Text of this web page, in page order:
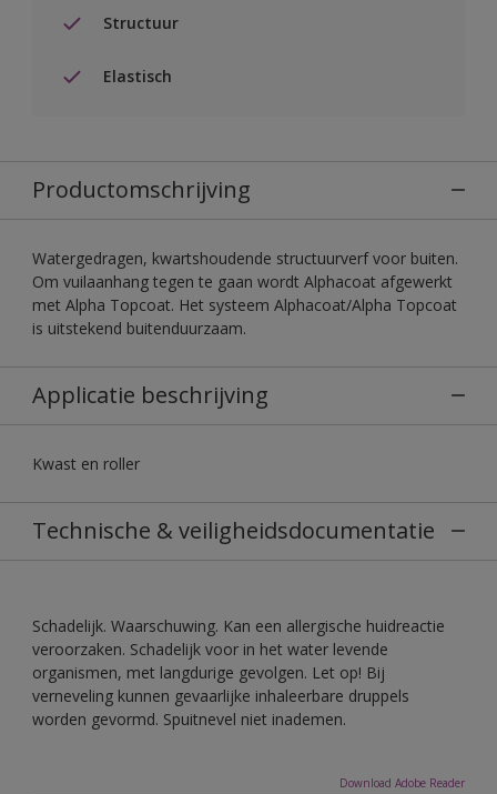
Structuur
Elastisch
Productomschrijving
Watergedragen, kwartshoudende structuurverf voor buiten.
Om vuilaanhang tegen te gaan wordt Alphacoat afgewerkt
met Alpha Topcoat. Het systeem Alphacoat/Alpha Topcoat
is uitstekend buitenduurzaam.
Applicatie beschrijving
Kwast en roller
Technische & veiligheidsdocumentatie
Schadelijk. Waarschuwing. Kan een allergische huidreactie
veroorzaken. Schadelijk voor in het water levende
organismen, met langdurige gevolgen. Let op! Bij
verneveling kunnen gevaarlijke inhaleerbare druppels
worden gevormd. Spuitnevel niet inademen.
Download Adobe Reader